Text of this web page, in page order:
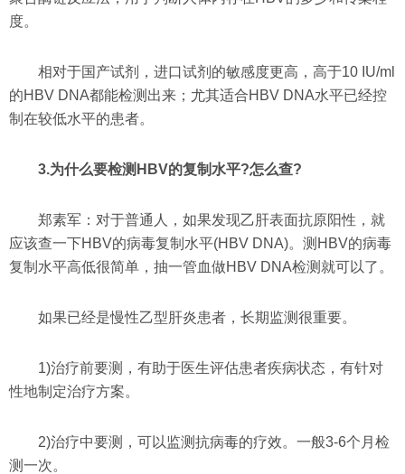
度。
相对于国产试剂，进口试剂的敏感度更高，高于10 IU/ml
的HBV DNA都能检测出来；尤其适合HBV DNA水平已经控
制在较低水平的患者。
3.为什么要检测HBV的复制水平?怎么查?
郑素军：对于普通人，如果发现乙肝表面抗原阳性，就
应该查一下HBV的病毒复制水平(HBV DNA)。测HBV的病毒
复制水平高低很简单，抽一管血做HBV DNA检测就可以了。
如果已经是慢性乙型肝炎患者，长期监测很重要。
1)治疗前要测，有助于医生评估患者疾病状态，有针对
性地制定治疗方案。
2)治疗中要测，可以监测抗病毒的疗效。一般3-6个月检
测一次。